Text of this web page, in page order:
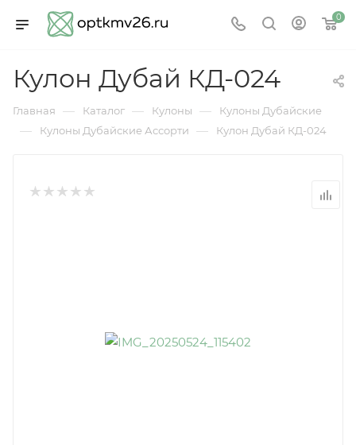
0
Кулон Дубай КД-024
Главная — Каталог — Кулоны — Кулоны Дубайские
— Кулоны Дубайские Ассорти — Кулон Дубай КД-024